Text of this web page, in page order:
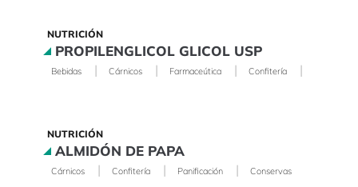
NUTRICIÓN
PROPILENGLICOL GLICOL USP
Bebidas | Cárnicos | Farmaceútica | Confitería |
NUTRICIÓN
ALMIDÓN DE PAPA
Cárnicos | Confitería | Panificación | Conservas